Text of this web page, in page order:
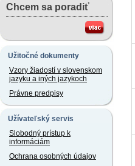
Chcem sa poradiť
Užitočné dokumenty
Vzory žiadostí v slovenskom
jazyku a iných jazykoch
Právne predpisy
Užívateľský servis
Slobodný prístup k
informáciám
Ochrana osobných údajov